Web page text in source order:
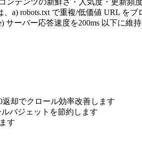
a) robots.txt で重複/低価値 URL を
ーバー応答速度を200ms 以下に
却でクロール効率改善します
バジェットを節約します
す